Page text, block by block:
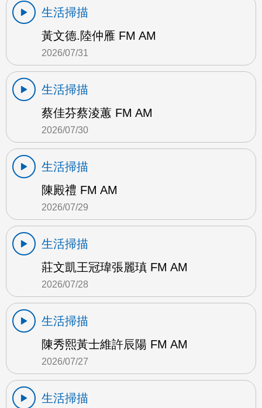
生活掃描
黃文德.陸仲雁 FM AM
2026/07/31
生活掃描
蔡佳芬蔡淩蕙 FM AM
2026/07/30
生活掃描
陳殿禮 FM AM
2026/07/29
生活掃描
莊文凱王冠瑋張麗瑱 FM AM
2026/07/28
生活掃描
陳秀熙黃士維許辰陽 FM AM
2026/07/27
生活掃描